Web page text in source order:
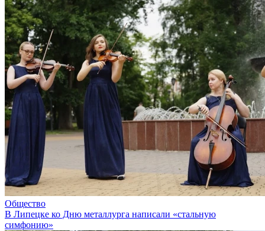
Общество
В Липецке ко Дню металлурга написали «стальную
симфонию»